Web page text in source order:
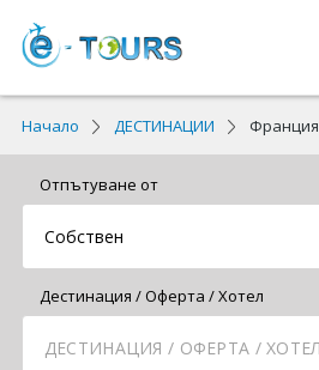
ЕКСКУРЗИИ
Автобусни екскурзии
Начало ДЕСТИНАЦИИ Франция
Отпътуване от
Дестинация / Оферта / Хотел